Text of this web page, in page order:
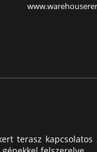
terasz